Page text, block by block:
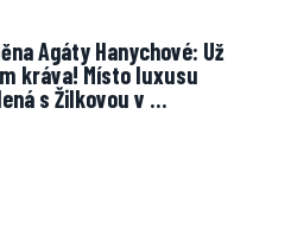
Už
kráva! Místo luxusu
dovolená s Žilkovou v …